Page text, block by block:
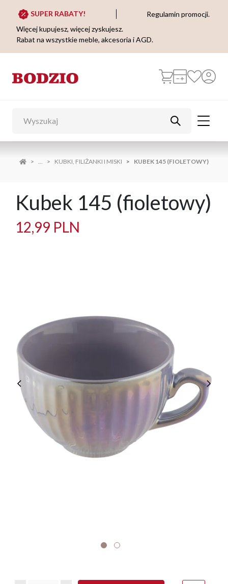
SUPER RABATY!
Regulamin promocji.
Więcej kupujesz, więcej zyskujesz.
Rabat na wszystkie meble, akcesoria i AGD.
... KUBKI, FILIŻANKI I MISKI KUBEK 145 (FIOLETOWY)
Kubek 145 (fioletowy)
12,99 PLN